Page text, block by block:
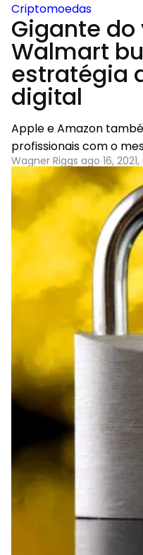
Criptomoedas
Gigante do
Walmart
estratégia
digital
Apple e Amazon
profissionais com o
Wagner Riggs ago 16, 2021,